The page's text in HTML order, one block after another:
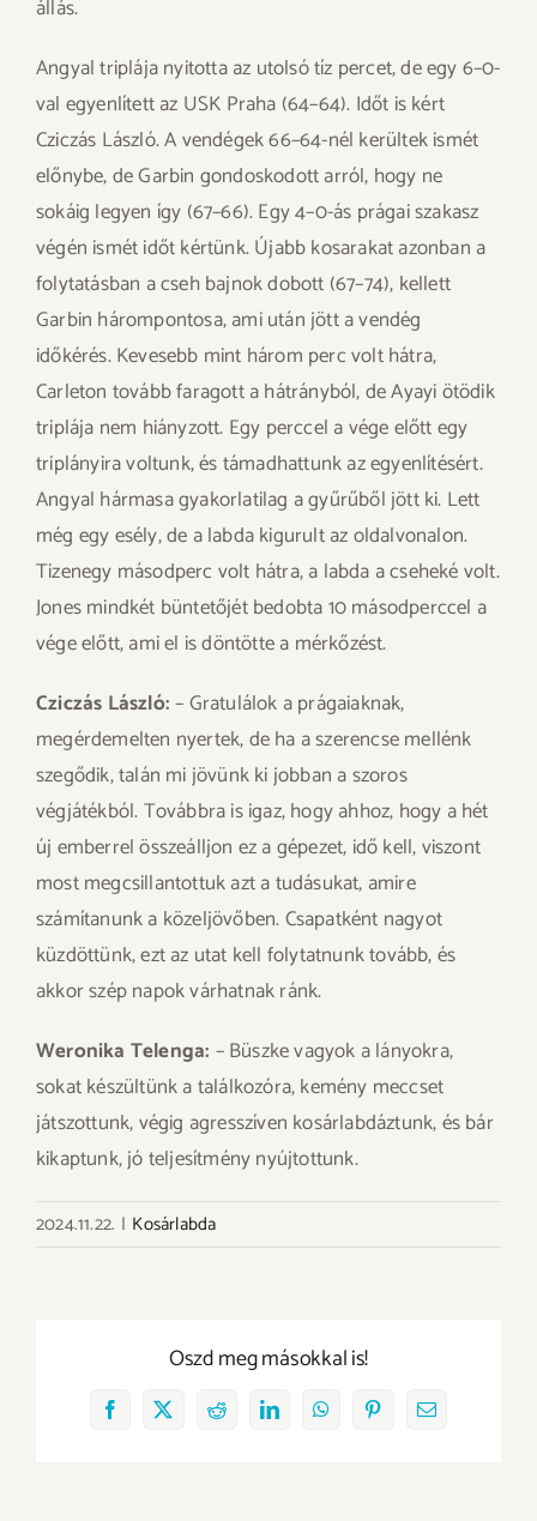
állás.
Angyal triplája nyitotta az utolsó tíz percet, de egy 6–0-
val egyenlített az USK Praha (64–64). Időt is kért
Cziczás László. A vendégek 66–64-nél kerültek ismét
előnybe, de Garbin gondoskodott arról, hogy ne
sokáig legyen így (67–66). Egy 4–0-ás prágai szakasz
végén ismét időt kértünk. Újabb kosarakat azonban a
folytatásban a cseh bajnok dobott (67–74), kellett
Garbin hárompontosa, ami után jött a vendég
időkérés. Kevesebb mint három perc volt hátra,
Carleton tovább faragott a hátrányból, de Ayayi ötödik
triplája nem hiányzott. Egy perccel a vége előtt egy
triplányira voltunk, és támadhattunk az egyenlítésért.
Angyal hármasa gyakorlatilag a gyűrűből jött ki. Lett
még egy esély, de a labda kigurult az oldalvonalon.
Tizenegy másodperc volt hátra, a labda a cseheké volt.
Jones mindkét büntetőjét bedobta 10 másodperccel a
vége előtt, ami el is döntötte a mérkőzést.
Cziczás László:– Gratulálok a prágaiaknak,
megérdemelten nyertek, de ha a szerencse mellénk
szegődik, talán mi jövünk ki jobban a szoros
végjátékból. Továbbra is igaz, hogy ahhoz, hogy a hét
új emberrel összeálljon ez a gépezet, idő kell, viszont
most megcsillantottuk azt a tudásukat, amire
számítanunk a közeljövőben. Csapatként nagyot
küzdöttünk, ezt az utat kell folytatnunk tovább, és
akkor szép napok várhatnak ránk.
Weronika Telenga: – Büszke vagyok a lányokra,
sokat készültünk a találkozóra, kemény meccset
játszottunk, végig agresszíven kosárlabdáztunk, és bár
kikaptunk, jó teljesítmény nyújtottunk.
2024.11.22. | Kosárlabda
Oszd meg másokkal is!
Facebook
X RedditLinkedInWhatsAppPinterestEmail: